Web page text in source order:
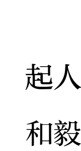
柬
起
和